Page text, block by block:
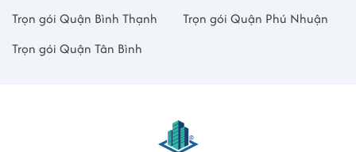
Trọn gói Quận Bình Thạnh
Trọn gói Quận Phú Nhuận
Trọn gói Quận Tân Bình